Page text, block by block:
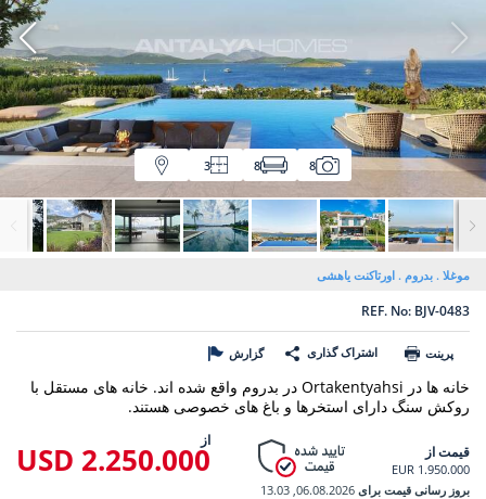
8
8
3
موغلا بدروم اورتاکنت یاهشی
REF. No: BJV-0483
پرینت اشتراک گذاری گزارش
خانه ها در Ortakentyahsi در بدروم واقع شده اند. خانه های مستقل با
روکش سنگ دارای استخرها و باغ های خصوصی هستند.
قیمت از
1.950.000 EUR
از
2.250.000 USD
بروز رسانی قیمت برای 06.08.2026, 13.03